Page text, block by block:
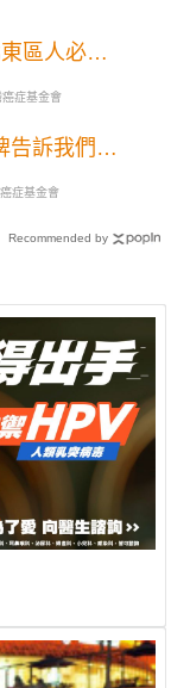
區人必吃
癌症基金會
告訴我們的
症基金會
Recommended by